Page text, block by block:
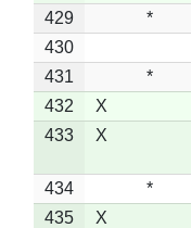
429
*
430
431
*
432
X
433
X
434 *
435
X